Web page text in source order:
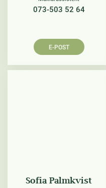
073-503 52 64
E-POST
Sofia Palmkvist